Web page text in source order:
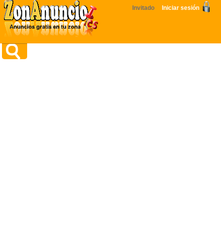
Invitado Iniciar sesión